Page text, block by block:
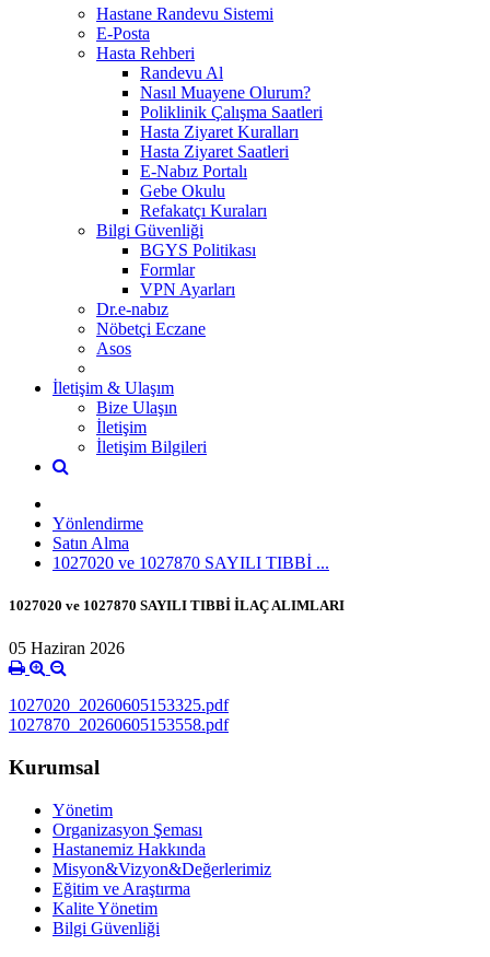
Hastane Randevu Sistemi
E-Posta
Hasta Rehberi
Randevu Al
Nasıl Muayene Olurum?
Poliklinik Çalışma Saatleri
Hasta Ziyaret Kuralları
Hasta Ziyaret Saatleri
E-Nabız Portalı
Gebe Okulu
Refakatçı Kuraları
Bilgi Güvenliği
BGYS Politikası
Formlar
VPN Ayarları
Dr.e-nabız
Nöbetçi Eczane
Asos
İletişim & Ulaşım
Bize Ulaşın
İletişim
İletişim Bilgileri
Yönlendirme
Satın Alma
1027020 ve 1027870 SAYILI TIBBİ ...
1027020 ve 1027870 SAYILI TIBBİ İLAÇ ALIMLARI
05 Haziran 2026
1027020_20260605153325.pdf
1027870_20260605153558.pdf
Kurumsal
Yönetim
Organizasyon Şeması
Hastanemiz Hakkında
Misyon&Vizyon&Değerlerimiz
Eğitim ve Araştırma
Kalite Yönetim
Bilgi Güvenliği